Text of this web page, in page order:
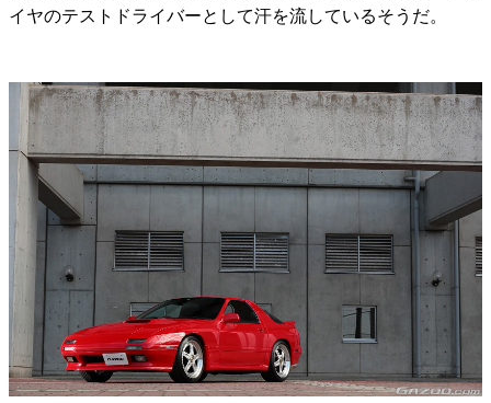
イヤのテストドライバーとして汗を流しているそうだ。